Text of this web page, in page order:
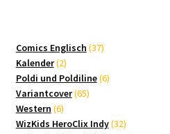
Comics Englisch 3737
Kalender 22
Produkte
Poldi und Poldiline 66
Variantcover 6565
Western 66
Produkte
WizKids HeroClix Indy 3232